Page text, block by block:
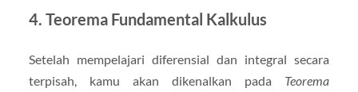
4. Teorema Fundamental Kalkulus
Setelah mempelajari diferensial dan integral secara
terpisah, kamu akan dikenalkan pada Teorema